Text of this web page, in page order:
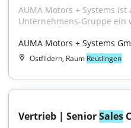
AUMA Motors + Systems
Unternehmens-Gruppe ein
AUMA Motors + Systems
Ostfildern, Raum Reutlingen
Vertrieb | Senior Sales